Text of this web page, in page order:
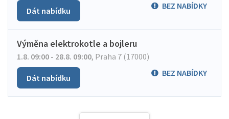
BEZ NABÍDKY
Dát nabídku
Výměna elektrokotle a bojleru
1.8. 09:00 - 28.8. 09:00, Praha 7 (17000)
BEZ NABÍDKY
Dát nabídku